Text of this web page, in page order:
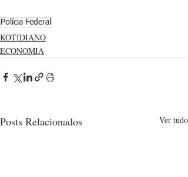
Polícia Federal
KOTIDIANO
ECONOMIA
Posts Relacionados Ver tudo